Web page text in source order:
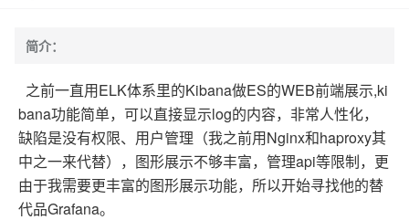
简介：
之前一直用ELK体系里的Kibana做ES的WEB前端展示,ki
bana功能简单，可以直接显示log的内容，非常人性化，
缺陷是没有权限、用户管理（我之前用Nginx和haproxy其
中之一来代替），图形展示不够丰富，管理api等限制，更
由于我需要更丰富的图形展示功能，所以开始寻找他的替
代品Grafana。